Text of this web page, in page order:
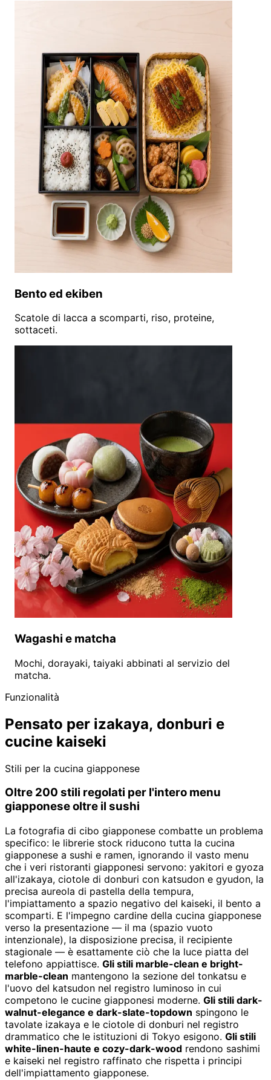
Bento ed ekiben
Scatole di lacca a scomparti, riso, proteine,
sottaceti.
Wagashi e matcha
Mochi, dorayaki, taiyaki abbinati al servizio del
matcha.
Funzionalità
Pensato per izakaya, donburi e
cucine kaiseki
Stili per la cucina giapponese
Oltre 200 stili regolati per l'intero menu
giapponese oltre il sushi
La fotografia di cibo giapponese combatte un problema
specifico: le librerie stock riducono tutta la cucina
giapponese a sushi e ramen, ignorando il vasto menu
che i veri ristoranti giapponesi servono: yakitori e gyoza
all'izakaya, ciotole di donburi con katsudon e gyudon, la
precisa aureola di pastella della tempura,
l'impiattamento a spazio negativo del kaiseki, il bento a
scomparti. E l'impegno cardine della cucina giapponese
verso la presentazione — il ma (spazio vuoto
intenzionale), la disposizione precisa, il recipiente
stagionale — è esattamente ciò che la luce piatta del
telefono appiattisce. Gli stili marble-clean e bright-
marble-clean mantengono la sezione del tonkatsu e
l'uovo del katsudon nel registro luminoso in cui
competono le cucine giapponesi moderne. Gli stili dark-
walnut-elegance e dark-slate-topdown spingono le
tavolate izakaya e le ciotole di donburi nel registro
drammatico che le istituzioni di Tokyo esigono. Gli stili
white-linen-haute e cozy-dark-wood rendono sashimi
e kaiseki nel registro raffinato che rispetta i principi
dell'impiattamento giapponese.